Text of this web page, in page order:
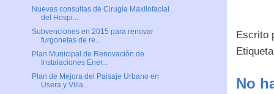
Escrito
No
Nuevas consultas de Cirugía Maxilofacial
del Hospi...
Subvenciones en 2015 para renovar
furgonetas de re...
Plan Municipal de Renovación de
Instalaciones Ener...
Plan de Mejora del Paisaje Urbano en
Usera y Villa...